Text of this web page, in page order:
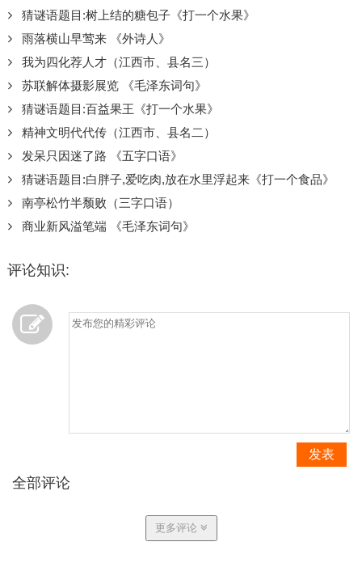
猜谜语题目:树上结的糖包子《打一个水果》
雨落横山早莺来 《外诗人》
我为四化荐人才（江西市、县名三）
苏联解体摄影展览 《毛泽东词句》
猜谜语题目:百益果王《打一个水果》
精神文明代代传（江西市、县名二）
发呆只因迷了路 《五字口语》
猜谜语题目:白胖子,爱吃肉,放在水里浮起来《打一个食品》
南亭松竹半颓败（三字口语）
商业新风溢笔端 《毛泽东词句》
评论知识:
发表
全部评论
更多评论